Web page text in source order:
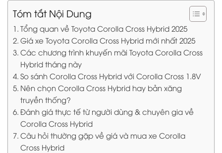
Tóm tắt Nội Dung
Tổng quan về Toyota Corolla Cross Hybrid 2025
Giá xe Toyota Corolla Cross Hybrid mới nhất 2025
Các chương trình khuyến mãi Toyota Corolla Cross
Hybrid tháng này
So sánh Corolla Cross Hybrid với Corolla Cross 1.8V
Nên chọn Corolla Cross Hybrid hay bản xăng
truyền thống?
Đánh giá thực tế từ người dùng & chuyên gia về
Corolla Cross Hybrid
Câu hỏi thường gặp về giá và mua xe Corolla
Cross Hybrid